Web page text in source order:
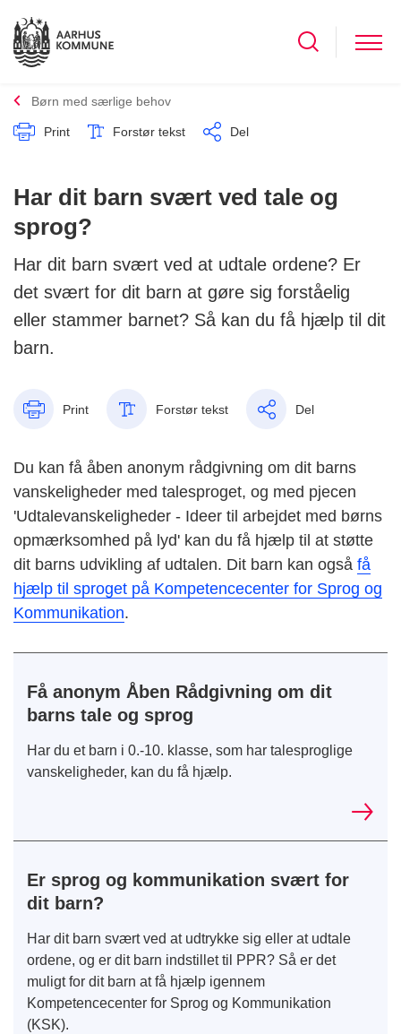
Børn med særlige behov
Print Forstør tekst Del
Har dit barn svært ved tale og
sprog?
Har dit barn svært ved at udtale ordene? Er
det svært for dit barn at gøre sig forståelig
eller stammer barnet? Så kan du få hjælp til dit
barn.
Print Forstør tekst Del
Du kan få åben anonym rådgivning om dit barns
vanskeligheder med talesproget, og med pjecen
'Udtalevanskeligheder - Ideer til arbejdet med børns
opmærksomhed på lyd' kan du få hjælp til at støtte
dit barns udvikling af udtalen. Dit barn kan også få
hjælp til sproget på Kompetencecenter for Sprog og
Kommunikation.
Få anonym Åben Rådgivning om dit
barns tale og sprog
Har du et barn i 0.-10. klasse, som har talesproglige
vanskeligheder, kan du få hjælp.
Er sprog og kommunikation svært for
dit barn?
Har dit barn svært ved at udtrykke sig eller at udtale
ordene, og er dit barn indstillet til PPR? Så er det
muligt for dit barn at få hjælp igennem
Kompetencecenter for Sprog og Kommunikation
(KSK).